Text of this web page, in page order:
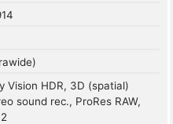
Vision HDR, 3D (spatial)
sound rec., ProRes RAW,